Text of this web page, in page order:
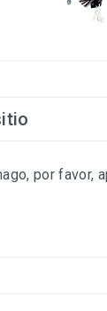
por favor,